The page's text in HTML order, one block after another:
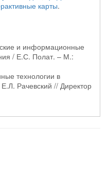
карты.
и информационные
/ Е.С. Полат. – М.:
технологии в
Рачевский // Директор